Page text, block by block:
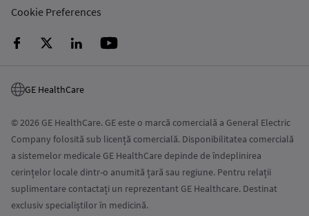
Cookie Preferences
GE HealthCare
© 2026 GE HealthCare. GE este o marcă comercială a General Electric
Company folosită sub licență comercială. Disponibilitatea comercială
a sistemelor medicale GE HealthCare depinde de îndeplinirea
cerințelor locale dintr-o anumită țară sau regiune. Pentru relații
suplimentare contactați un reprezentant GE Healthcare. Destinat
exclusiv specialiștilor în medicină.